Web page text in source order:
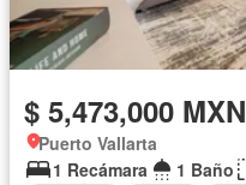
$ 5,473,000 MXN
Puerto Vallarta
1 Recámara
1 Baño